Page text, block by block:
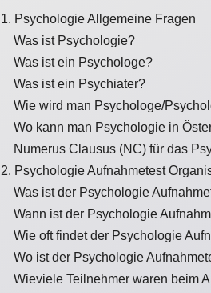
1. Psychologie Allgemeine Fragen
Was ist Psychologie?
Was ist ein Psychologe?
Was ist ein Psychiater?
Wie wird man Psychologe/
Wo kann man Psychologie in
Numerus Clausus (NC) für das
2. Psychologie Aufnahmetest
Was ist der Psychologie
Wann ist der Psychologie
Wie oft findet der Psychologie
Wo ist der Psychologie
Wieviele Teilnehmer waren beim